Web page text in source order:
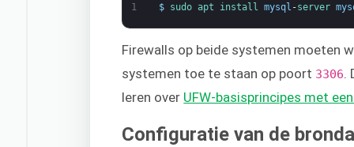
1 $ sudo apt install mysql -server
Firewalls op beide systemen moeten
systemen toe te staan op poort 3306
leren over UFW-basisprincipes met
Configuratie van de